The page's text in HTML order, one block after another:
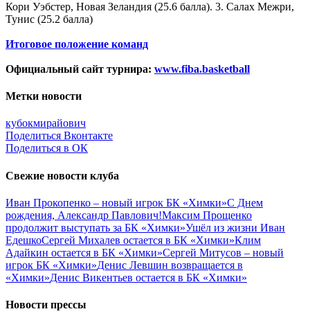
Кори Уэбстер, Новая Зеландия (25.6 балла). 3. Салах Межри,
Тунис (25.2 балла)
Итоговое положение команд
Официальный сайт турнира: www.fiba.basketball
Метки новости
кубокмирайович
Поделиться Вконтакте
Поделиться в ОК
Свежие новости клуба
Иван Прокопенко – новый игрок БК «Химки»С Днем
рождения, Александр Павлович!Максим Прощенко
продолжит выступать за БК «Химки»Ушёл из жизни Иван
ЕдешкоСергей Михалев остается в БК «Химки»Клим
Адайкин остается в БК «Химки»Сергей Митусов – новый
игрок БК «Химки»Денис Левшин возвращается в
«Химки»Денис Викентьев остается в БК «Химки»
Новости прессы